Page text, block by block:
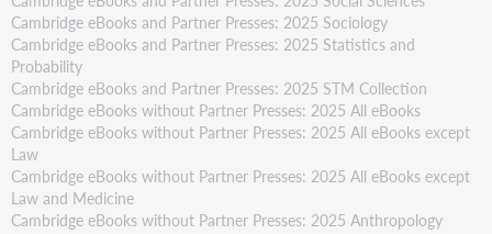
Cambridge eBooks and Partner Presses: 2025 Sociology
Cambridge eBooks and Partner Presses: 2025 Statistics and
Probability
Cambridge eBooks and Partner Presses: 2025 STM Collection
Cambridge eBooks without Partner Presses: 2025 All eBooks
Cambridge eBooks without Partner Presses: 2025 All eBooks except
Law
Cambridge eBooks without Partner Presses: 2025 All eBooks except
Law and Medicine
Cambridge eBooks without Partner Presses: 2025 Anthropology